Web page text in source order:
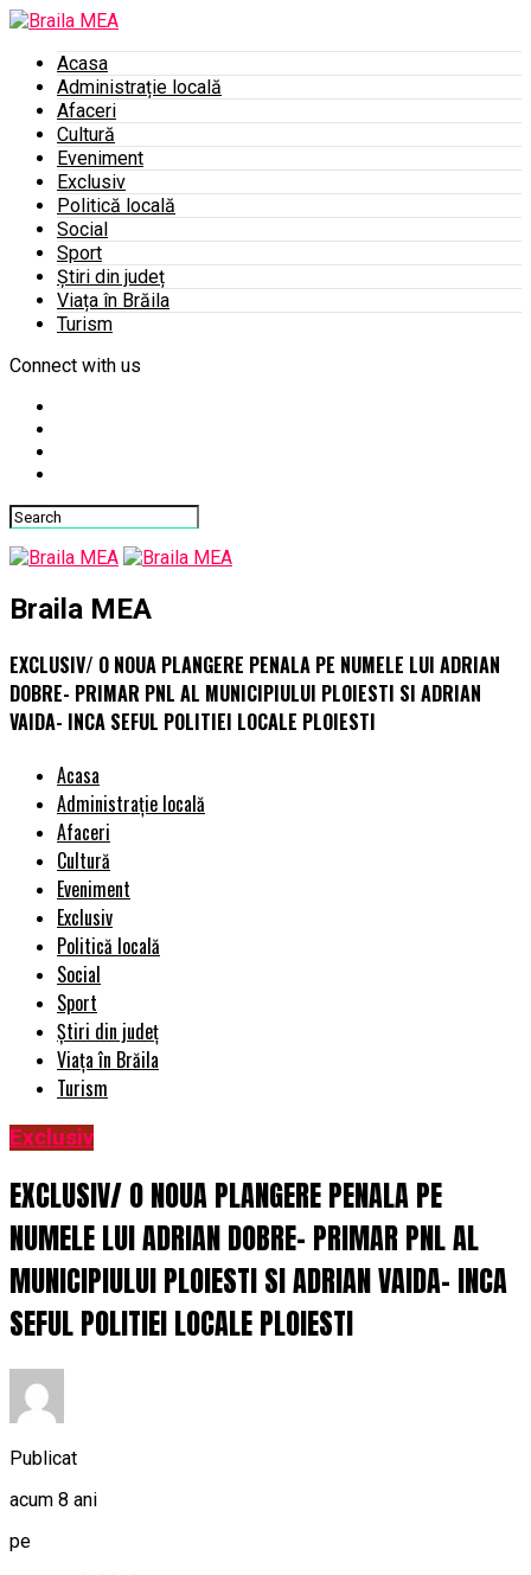
Acasa
Administrație locală
Afaceri
Cultură
Eveniment
Exclusiv
Politică locală
Social
Sport
Știri din județ
Viața în Brăila
Turism
Connect with us
Braila MEA
EXCLUSIV/ O NOUA PLANGERE PENALA PE NUMELE LUI ADRIAN
DOBRE- PRIMAR PNL AL MUNICIPIULUI PLOIESTI SI ADRIAN
VAIDA- INCA SEFUL POLITIEI LOCALE PLOIESTI
Acasa
Administrație locală
Afaceri
Cultură
Eveniment
Exclusiv
Politică locală
Social
Sport
Știri din județ
Viața în Brăila
Turism
Exclusiv
EXCLUSIV/ O NOUA PLANGERE PENALA PE
NUMELE LUI ADRIAN DOBRE- PRIMAR PNL AL
MUNICIPIULUI PLOIESTI SI ADRIAN VAIDA- INCA
SEFUL POLITIEI LOCALE PLOIESTI
Publicat
acum 8 ani
pe